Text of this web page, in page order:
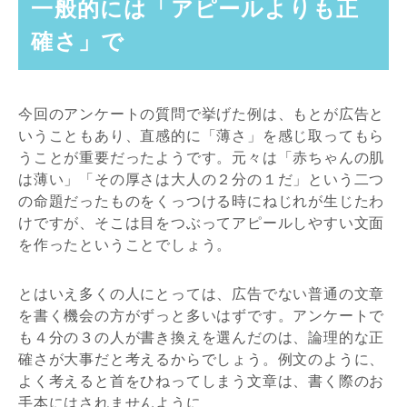
一般的には「アピールよりも正
確さ」で
今回のアンケートの質問で挙げた例は、もとが広告と
いうこともあり、直感的に「薄さ」を感じ取ってもら
うことが重要だったようです。元々は「赤ちゃんの肌
は薄い」「その厚さは大人の２分の１だ」という二つ
の命題だったものをくっつける時にねじれが生じたわ
けですが、そこは目をつぶってアピールしやすい文面
を作ったということでしょう。
とはいえ多くの人にとっては、広告でない普通の文章
を書く機会の方がずっと多いはずです。アンケートで
も４分の３の人が書き換えを選んだのは、論理的な正
確さが大事だと考えるからでしょう。例文のように、
よく考えると首をひねってしまう文章は、書く際のお
手本にはされませんように